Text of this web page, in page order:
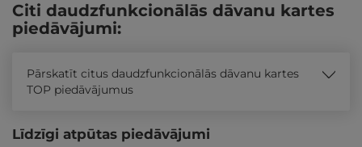
Citi daudzfunkcionālās dāvanu kartes
piedāvājumi:
Pārskatīt citus daudzfunkcionālās dāvanu kartes
TOP piedāvājumus
Līdzīgi atpūtas piedāvājumi